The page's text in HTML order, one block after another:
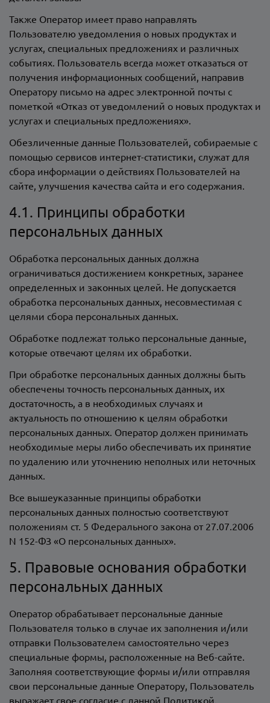
Также Оператор имеет право направлять
Пользователю уведомления о новых продуктах и
услугах, специальных предложениях и различных
событиях. Пользователь всегда может отказаться от
получения информационных сообщений, направив
Оператору письмо на адрес электронной почты с
пометкой «Отказ от уведомлений о новых продуктах и
услугах и специальных предложениях».
Обезличенные данные Пользователей, собираемые с
помощью сервисов интернет-статистики, служат для
сбора информации о действиях Пользователей на
сайте, улучшения качества сайта и его содержания.
4.1. Принципы обработки
персональных данных
Обработка персональных данных должна
ограничиваться достижением конкретных, заранее
определенных и законных целей. Не допускается
обработка персональных данных, несовместимая с
целями сбора персональных данных.
Обработке подлежат только персональные данные,
которые отвечают целям их обработки.
При обработке персональных данных должны быть
обеспечены точность персональных данных, их
достаточность, а в необходимых случаях и
актуальность по отношению к целям обработки
персональных данных. Оператор должен принимать
необходимые меры либо обеспечивать их принятие
по удалению или уточнению неполных или неточных
данных.
Все вышеуказанные принципы обработки
персональных данных полностью соответствуют
положениям ст. 5 Федерального закона от 27.07.2006
N 152-ФЗ «О персональных данных».
5. Правовые основания обработки
персональных данных
Оператор обрабатывает персональные данные
Пользователя только в случае их заполнения и/или
отправки Пользователем самостоятельно через
специальные формы, расположенные на Веб-сайте.
Заполняя соответствующие формы и/или отправляя
свои персональные данные Оператору, Пользователь
выражает свое согласие с данной Политикой.